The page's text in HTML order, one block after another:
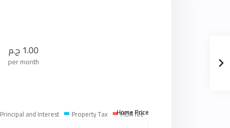
1.00 ج.م
per month
Principal and Interest Property Tax HOA fee
Home Price